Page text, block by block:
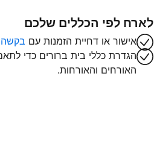
לארח לפי הכללים שלכם
אישור או דחיית הזמנות עם בקשה
הגדרת כללי בית ברורים כדי
האורחים והאורחות.